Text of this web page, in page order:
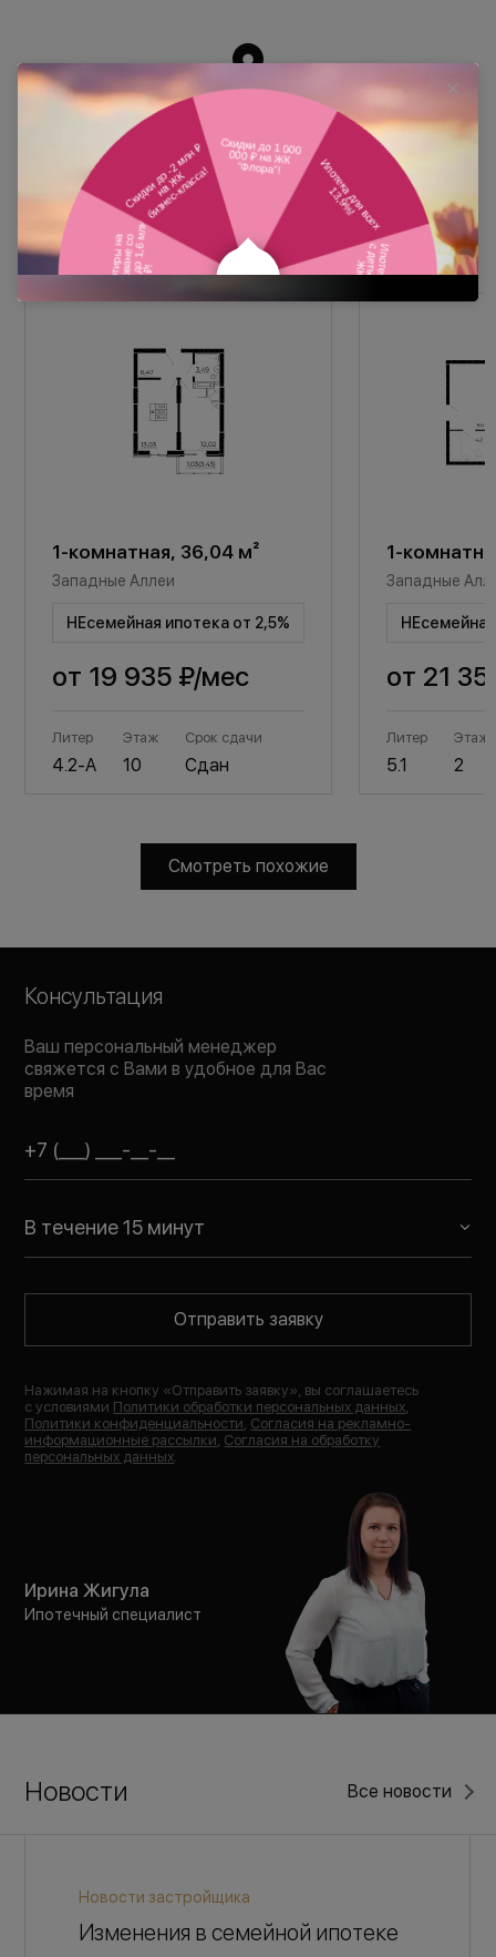
Похожие планировки
1-комнатная, 36,04 м²
Западные Аллеи
НЕсемейная ипотека от 2,5%
от 19 935 ₽/мес
Литер
4.2-А
Этаж
10
Срок сдачи
Сдан
1-
Западные
от 21
Литер
5.1
Этаж
2
Смотреть похожие
Консультация
Ваш персональный менеджер
свяжется с Вами в удобное для Вас
время
В течение 15 минут
Отправить заявку
Нажимая на кнопку «Отправить заявку», вы соглашаетесь
с условиями Политики обработки персональных данных
Политики конфиденциальности Согласия на рекламно-
информационные рассылки Согласия на обработку
персональных данных
Ирина Жигула
Ипотечный специалист
Новости Все новости
Новости застройщика
Изменения в семейной ипотеке